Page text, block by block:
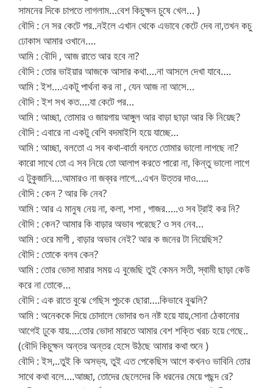
সামনের দিকে চাপতে লাগলাম…বেশ কিচুক্ষন চুষে খেল… )
বৌদি : নে সর কেটে পর..নইলে এখান থেকে এভাবে কেটে দেব না,তখন কচু
ঢোকাস আমার ওখানে….
আমি : বৌদি , আজ রাতে আর হবে না?
বৌদি : তোর ভাইয়ার আজকে আসার কথা….না আসলে দেখা যাবে….
আমি : ইশ….একটু পার্থনা কর না , যেন আজ না আসে…
বৌদি : ইশ সখ কত….যা কেটে পর…
আমি : আচ্ছা, তোমার ও জায়গায় আঙ্গুল আর বাড়া ছাড়া আর কি নিয়েছ?
বৌদি : এবারে না একটু বেশি বদমাইশি হয়ে যাচ্ছে…
আমি : আচ্ছা, বলতো এ সব কথা-বার্তা বলতে তোমার ভালো লাগছে না?
কারো সাথে তো এ সব নিয়ে তো আলাপ করতে পারো না, কিন্তু ভালো লাগে
এ টুকুজানি….আমারও না জব্বর লাগে…এখন উত্তর দাও…..
বৌদি : কেন ? আর কি নেব?
আমি : আর এ মানুষ নেয় না, কলা, শসা , গাজর…..ও সব ট্রাই কর নি?
বৌদি : কেন? আমার কি বাড়ার অভাব পরেছে? ও সব নেব…
আমি : ওরে মাগী , বাড়ার অভাব নেই? আর ক জনের টা নিয়েছিস?
বৌদি : তোকে বলব কেন?
আমি : তোর ভোদা মারার সময় এ বুজেছি তুই কেমন সতী, স্বামী ছাড়া কেউ
করে না তোকে…
বৌদি : এক রাতে বুঝে গেছিস পুচকে ছোরা….কিভাবে বুঝলি?
আমি : অনেককে দিয়ে চোদালে ভোদার গুন নষ্ট হয়ে যায়,সোনা ঠেকানোর
আগেই ঢুকে যায়….তোর ভোদা মারতে আমার বেশ শক্তি খরচ হয়ে গেছে..
(বৌদি কিচুক্ষন অন্তর অন্তর হেসে উঠছে আমার কথা শুনে )
বৌদি : ইস,..তুই কি অসভ্য, তুই এত পেকেছিস আগে কখনও ভাবিনি তোর
সাথে কথা বলে….আচ্ছা, তোদের ছেলেদের কি ধরনের মেয়ে পছন্দ রে?